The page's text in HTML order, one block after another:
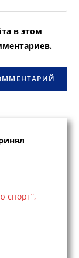
в этом
спорт”,